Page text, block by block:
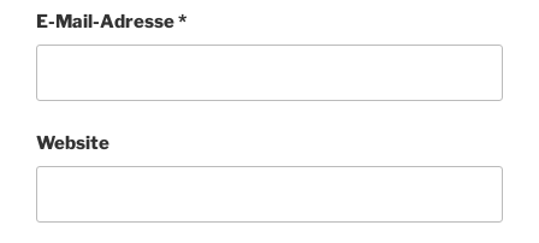
E-Mail-Adresse*
Website